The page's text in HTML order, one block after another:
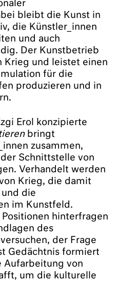
bleibt die Kunst in
die Künstler_innen
und auch
Der Kunstbetrieb
Krieg und leistet einen
für die
produzieren und in
Erol konzipierte
bringt
zusammen,
Schnittstelle von
Verhandelt werden
Krieg, die damit
die
im Kunstfeld.
hinterfragen
des
der Frage
Gedächtnis formiert
Aufarbeitung von
um die kulturelle